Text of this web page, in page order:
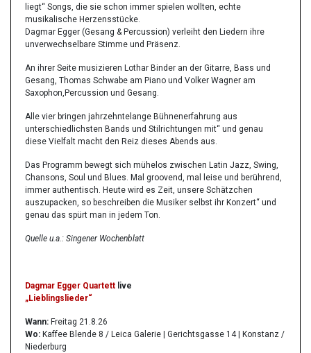
liegt“ Songs, die sie schon immer spielen wollten, echte
musikalische Herzensstücke.
Dagmar Egger (Gesang & Percussion) verleiht den Liedern ihre
unverwechselbare Stimme und Präsenz.
An ihrer Seite musizieren Lothar Binder an der Gitarre, Bass und
Gesang, Thomas Schwabe am Piano und Volker Wagner am
Saxophon,Percussion und Gesang.
Alle vier bringen jahrzehntelange Bühnenerfahrung aus
unterschiedlichsten Bands und Stilrichtungen mit“ und genau
diese Vielfalt macht den Reiz dieses Abends aus.
Das Programm bewegt sich mühelos zwischen Latin Jazz, Swing,
Chansons, Soul und Blues. Mal groovend, mal leise und berührend,
immer authentisch. Heute wird es Zeit, unsere Schätzchen
auszupacken, so beschreiben die Musiker selbst ihr Konzert“ und
genau das spürt man in jedem Ton.
Quelle u.a.: Singener Wochenblatt
Dagmar Egger Quartett live
„Lieblingslieder“
Wann: Freitag 21.8.26
Wo: Kaffee Blende 8 / Leica Galerie | Gerichtsgasse 14 | Konstanz /
Niederburg